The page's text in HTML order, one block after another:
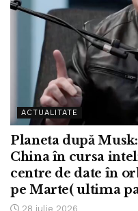
ACTUALITATE
Planeta după
China în cursa
centre de date în
pe Marte( ultima
28 iulie 2026